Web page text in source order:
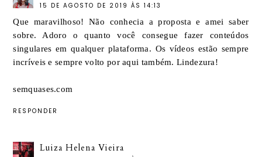
15 DE AGOSTO DE 2019 ÀS 14:13
Que maravilhoso! Não conhecia a proposta e amei saber
sobre. Adoro o quanto você consegue fazer conteúdos
singulares em qualquer plataforma. Os vídeos estão sempre
incríveis e sempre volto por aqui também. Lindezura!
semquases.com
RESPONDER
Luiza Helena Vieira